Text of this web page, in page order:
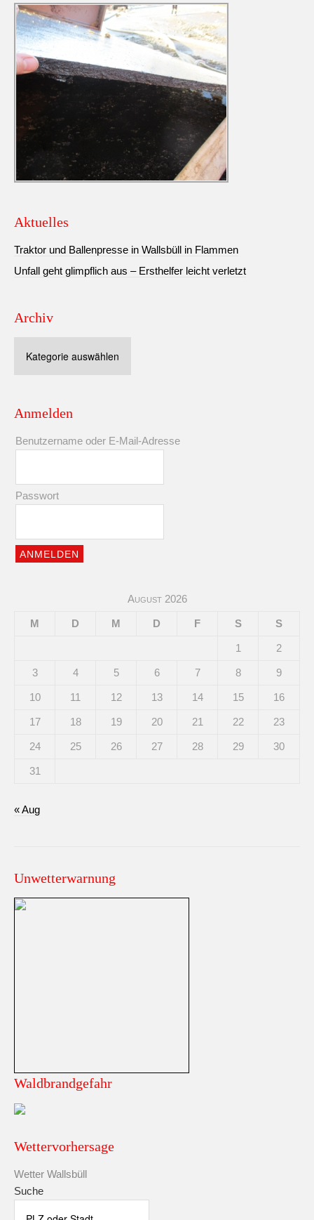
Aktuelles
Traktor und Ballenpresse in Wallsbüll in Flammen
Unfall geht glimpflich aus – Ersthelfer leicht verletzt
Archiv
Anmelden
Benutzername oder E-Mail-Adresse
Passwort
August 2026
M D M D F S S
1 2
3 4 5 6 7 8 9
10 11 12 13 14 15 16
17 18 19 20 21 22 23
24 25 26 27 28 29 30
31
« Aug
Unwetterwarnung
Waldbrandgefahr
Wettervorhersage
Wetter Wallsbüll
Suche